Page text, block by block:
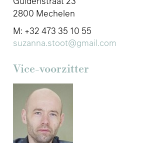
2800 Mechelen
M: +32 473 35 10 55
suzanna.stoot@gmail.com
Vice-voorzitter